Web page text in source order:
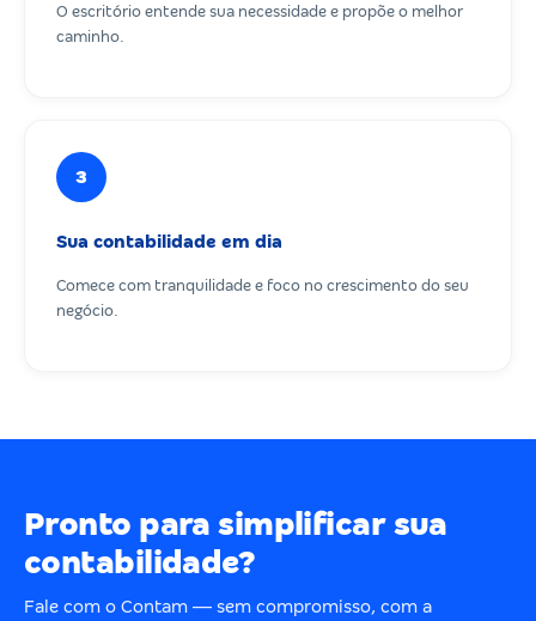
O escritório entende sua necessidade e propõe o melhor
caminho.
3
Sua contabilidade em dia
Comece com tranquilidade e foco no crescimento do seu
negócio.
Pronto para simplificar sua
contabilidade?
Fale com o Contam — sem compromisso, com a